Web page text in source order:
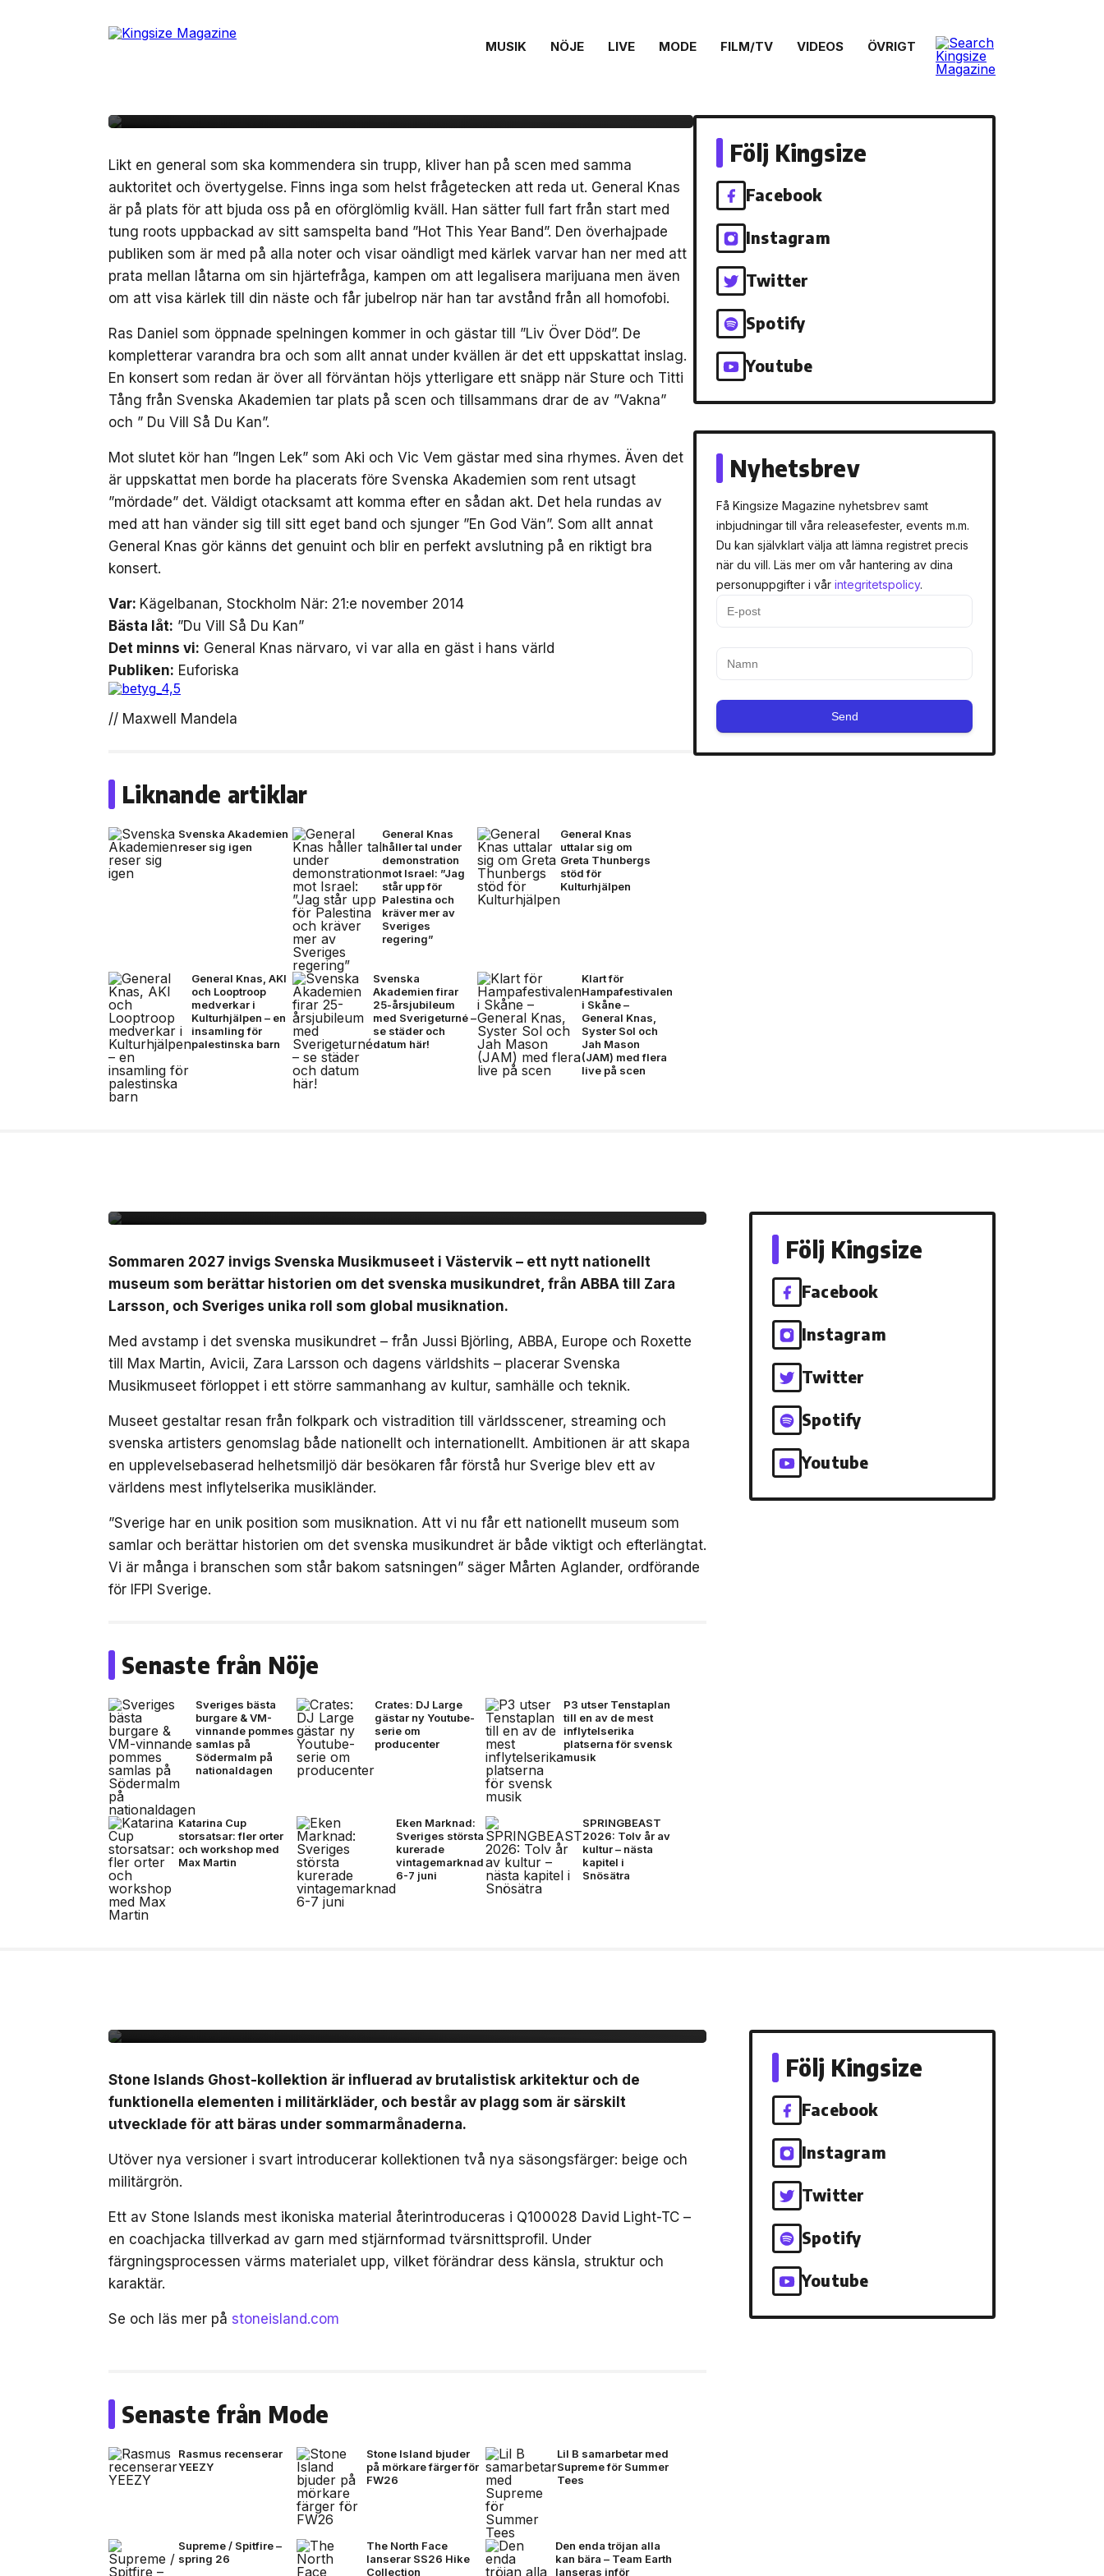
MUSIK NÖJE LIVE MODE FILM/TV VIDEOS ÖVRIGT
KONSERT 24 november, 2014
Konsertrecension – General Knas live på
Likt en general som ska kommendera sin trupp, kliver han på scen med samma
auktoritet och övertygelse. Finns inga som helst frågetecken att reda ut. General Knas
är på plats för att bjuda oss på en oförglömlig kväll. Han sätter full fart från start med
tung roots uppbackad av sitt samspelta band ”Hot This Year Band”. Den överhajpade
publiken som är med på alla noter och visar oändligt med kärlek varvar han ner med att
prata mellan låtarna om sin hjärtefråga, kampen om att legalisera marijuana men även
om att visa kärlek till din näste och får jubelrop när han tar avstånd från all homofobi.
Ras Daniel som öppnade spelningen kommer in och gästar till ”Liv Över Död”. De
kompletterar varandra bra och som allt annat under kvällen är det ett uppskattat inslag.
En konsert som redan är över all förväntan höjs ytterligare ett snäpp när Sture och Titti
Tång från Svenska Akademien tar plats på scen och tillsammans drar de av ”Vakna”
och ” Du Vill Så Du Kan”.
Mot slutet kör han ”Ingen Lek” som Aki och Vic Vem gästar med sina rhymes. Även det
är uppskattat men borde ha placerats före Svenska Akademien som rent utsagt
”mördade” det. Väldigt otacksamt att komma efter en sådan akt. Det hela rundas av
med att han vänder sig till sitt eget band och sjunger ”En God Vän”. Som allt annat
General Knas gör känns det genuint och blir en perfekt avslutning på en riktigt bra
konsert.
Var: Kägelbanan, Stockholm När: 21:e november 2014
Bästa låt: ”Du Vill Så Du Kan”
Det minns vi: General Knas närvaro, vi var alla en gäst i hans värld
Publiken: Euforiska
// Maxwell Mandela
Liknande artiklar
Svenska Akademien
reser sig igen
General Knas
håller tal under
demonstration
mot Israel: ”Jag
står upp för
Palestina och
kräver mer av
Sveriges
regering”
General Knas
uttalar sig om
Greta Thunbergs
stöd för
Kulturhjälpen
General Knas, AKI
och Looptroop
medverkar i
Kulturhjälpen – en
insamling för
palestinska barn
Svenska
Akademien firar
25-årsjubileum
med Sverigeturné –
se städer och
datum här!
Klart för
Hampafestivalen
i Skåne –
General Knas,
Syster Sol och
Jah Mason
(JAM) med flera
live på scen
Följ Kingsize
Facebook
Instagram
Twitter
Spotify
Youtube
Nyhetsbrev
Få Kingsize Magazine nyhetsbrev samt
inbjudningar till våra releasefester, events m.m.
Du kan självklart välja att lämna registret precis
när du vill. Läs mer om vår hantering av dina
personuppgifter i vår integritetspolicy.
Send
Sommaren 2027 invigs Svenska Musikmuseet i Västervik – ett nytt nationellt
museum som berättar historien om det svenska musikundret, från ABBA till Zara
Larsson, och Sveriges unika roll som global musiknation.
Med avstamp i det svenska musikundret – från Jussi Björling, ABBA, Europe och Roxette
till Max Martin, Avicii, Zara Larsson och dagens världshits – placerar Svenska
Musikmuseet förloppet i ett större sammanhang av kultur, samhälle och teknik.
Museet gestaltar resan från folkpark och vistradition till världsscener, streaming och
svenska artisters genomslag både nationellt och internationellt. Ambitionen är att skapa
en upplevelsebaserad helhetsmiljö där besökaren får förstå hur Sverige blev ett av
världens mest inflytelserika musikländer.
”Sverige har en unik position som musiknation. Att vi nu får ett nationellt museum som
samlar och berättar historien om det svenska musikundret är både viktigt och efterlängtat.
Vi är många i branschen som står bakom satsningen” säger Mårten Aglander, ordförande
för IFPI Sverige.
Senaste från Nöje
Sveriges bästa
burgare & VM-
vinnande pommes
samlas på
Södermalm på
nationaldagen
Crates: DJ Large
gästar ny Youtube-
serie om
producenter
P3 utser Tenstaplan
till en av de mest
inflytelserika
platserna för svensk
musik
Katarina Cup
storsatsar: fler orter
och workshop med
Max Martin
Eken Marknad:
Sveriges största
kurerade
vintagemarknad
6-7 juni
SPRINGBEAST
2026: Tolv år av
kultur – nästa
kapitel i
Snösätra
Följ Kingsize
Facebook
Instagram
Twitter
Spotify
Youtube
Stone Islands Ghost-kollektion är influerad av brutalistisk arkitektur och de
funktionella elementen i militärkläder, och består av plagg som är särskilt
utvecklade för att bäras under sommarmånaderna.
Utöver nya versioner i svart introducerar kollektionen två nya säsongsfärger: beige och
militärgrön.
Ett av Stone Islands mest ikoniska material återintroduceras i Q100028 David Light-TC –
en coachjacka tillverkad av garn med stjärnformad tvärsnittsprofil. Under
färgningsprocessen värms materialet upp, vilket förändrar dess känsla, struktur och
karaktär.
Se och läs mer på stoneisland.com
Senaste från Mode
Rasmus recenserar
YEEZY
Stone Island bjuder
på mörkare färger för
FW26
Lil B samarbetar med
Supreme för Summer
Tees
Supreme / Spitfire –
spring 26
The North Face
lanserar SS26 Hike
Collection
Den enda tröjan alla
kan bära – Team Earth
lanseras inför
Följ Kingsize
Facebook
Instagram
Twitter
Spotify
Youtube